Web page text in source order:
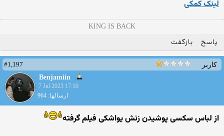
لینک کمکی
KING IS BACK
پاسخ بازگفت
کاربر
#1,197
Benjamiin
7 Jul 2023 17:10
ارسالها: 964
از لباس سکسی پوشیدن زنش یواشکی فیلم گرفته